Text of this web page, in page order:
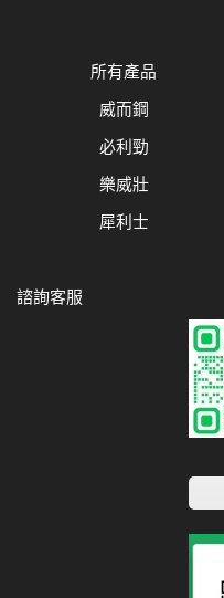
所有產品
威而鋼
必利勁
樂威壯
犀利士
諮詢客服